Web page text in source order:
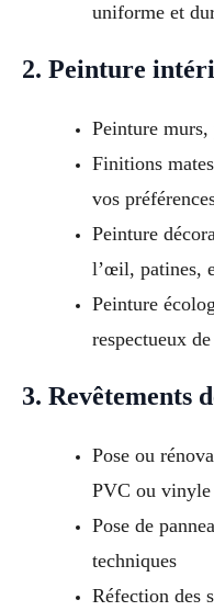
uniforme et
2. Peinture
Peinture
Finitions
vos
Peinture
l’œil, patines,
Peinture
respectueux
3. Revêtements
Pose ou
PVC ou vinyle
Pose de
techniques
Réfection des